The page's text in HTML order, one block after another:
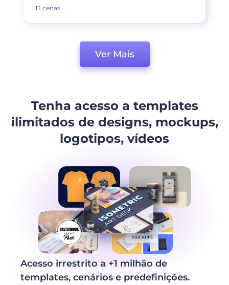
12 cenas
Ver Mais
Tenha acesso a templates
ilimitados de designs, mockups,
logotipos, vídeos
Acesso irrestrito a +1 milhão de
templates, cenários e predefinições.